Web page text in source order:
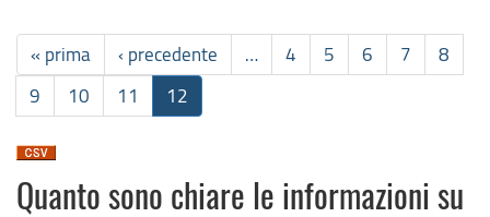
« prima ‹ precedente … 4 5 6 7
8
9
10 11 12
Quanto sono chiare le informazioni su